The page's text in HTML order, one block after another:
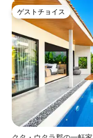
ゲストチョイス
ゲストチョイス